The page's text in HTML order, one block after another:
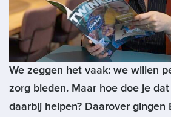
We zeggen het vaak: we willen
zorg bieden. Maar hoe doe je
daarbij helpen? Daarover gingen